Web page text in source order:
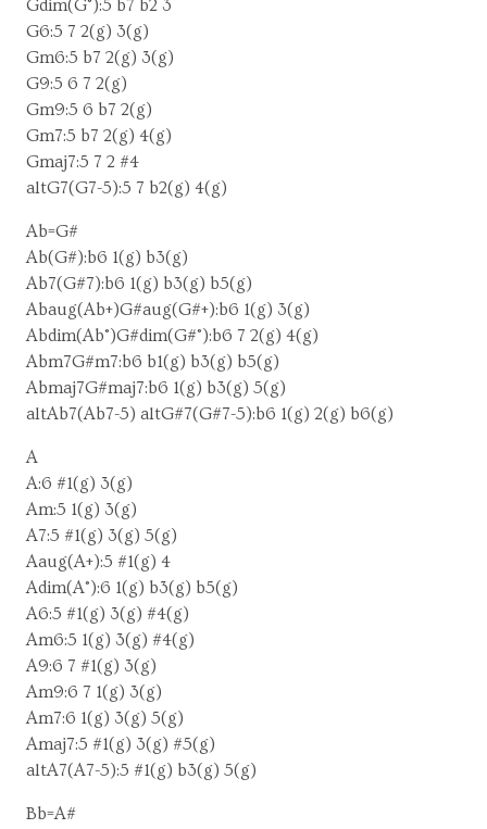
Gdim(G°):5 b7 b2 3
G6:5 7 2(g) 3(g)
Gm6:5 b7 2(g) 3(g)
G9:5 6 7 2(g)
Gm9:5 6 b7 2(g)
Gm7:5 b7 2(g) 4(g)
Gmaj7:5 7 2 #4
altG7(G7-5):5 7 b2(g) 4(g)
Ab=G#
Ab(G#):b6 1(g) b3(g)
Ab7(G#7):b6 1(g) b3(g) b5(g)
Abaug(Ab+)G#aug(G#+):b6 1(g) 3(g)
Abdim(Ab°)G#dim(G#°):b6 7 2(g) 4(g)
Abm7G#m7:b6 b1(g) b3(g) b5(g)
Abmaj7G#maj7:b6 1(g) b3(g) 5(g)
altAb7(Ab7-5) altG#7(G#7-5):b6 1(g) 2(g) b6(g)
A
A:6 #1(g) 3(g)
Am:5 1(g) 3(g)
A7:5 #1(g) 3(g) 5(g)
Aaug(A+):5 #1(g) 4
Adim(A°):6 1(g) b3(g) b5(g)
A6:5 #1(g) 3(g) #4(g)
Am6:5 1(g) 3(g) #4(g)
A9:6 7 #1(g) 3(g)
Am9:6 7 1(g) 3(g)
Am7:6 1(g) 3(g) 5(g)
Amaj7:5 #1(g) 3(g) #5(g)
altA7(A7-5):5 #1(g) b3(g) 5(g)
Bb=A#